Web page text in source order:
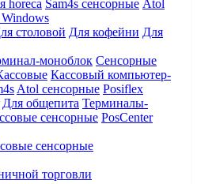
horeca Sam4s сенсорные Atol
столовой Для кофейни Для
моноблок Сенсорные
Кассовый компьютер-
Atol сенсорные Posiflex
Для общепита Терминалы-
сенсорные PosCenter
сенсорные
торговли